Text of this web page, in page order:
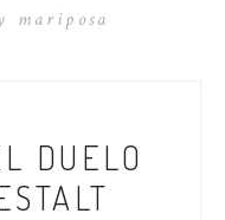
mariposa
DUELO